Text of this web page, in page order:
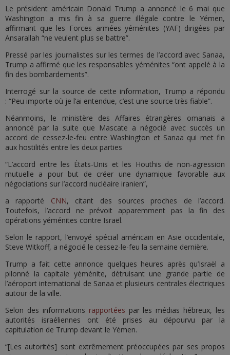
Le président américain Donald Trump a annoncé le 6 mai que
Washington a mis fin à sa guerre illégale contre le Yémen,
affirmant que les Forces armées yéménites (YAF) dirigées par
Ansarallah “ne veulent plus se battre”.
Pressé par les journalistes sur les termes de l’accord avec Sanaa,
Trump a affirmé que les responsables yéménites “ont appelé à la
fin des bombardements”.
Interrogé sur la source de cette information, Trump a répondu
: “Peu importe où je l’ai entendue, c’est une source très fiable”.
Néanmoins, le ministère des Affaires étrangères omanais a
annoncé par la suite que Mascate a négocié avec succès un
accord de cessez-le-feu entre Washington et Sanaa qui met fin
aux hostilités entre les deux parties
“L’accord entre les États-Unis et les Houthis de non-agression
mutuelle a pour but de créer une dynamique favorable aux
négociations sur l’accord nucléaire iranien”,
a rapporté CNN, citant des sources proches de l’accord.
Toutefois, l’accord ne prévoit apparemment pas la fin des
opérations yéménites contre Israël.
Selon le rapport, l’envoyé spécial américain en Asie occidentale,
Steve Witkoff, a négocié le cessez-le-feu la semaine dernière.
Trump a fait cette annonce quelques heures après qu’Israël a
pilonné la capitale yéménite, détruisant une grande partie de
l’aéroport international de Sanaa et plusieurs centrales électriques
autour de la ville.
Selon des informations rapportées par les médias hébreux, les
autorités israéliennes ont été prises au dépourvu par la
capitulation de Trump devant le Yémen.
“[Les autorités] sont extrêmement préoccupées par ses propos